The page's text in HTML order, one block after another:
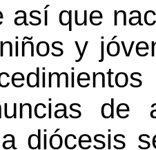
así que
y
de
diócesis